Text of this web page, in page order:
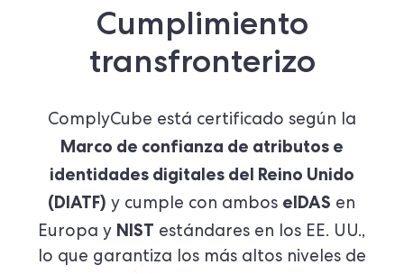
Cumplimiento
transfronterizo
ComplyCube está certificado según la
Marco de confianza de atributos e
identidades digitales del Reino Unido
(DIATF) y cumple con ambos eIDAS en
Europa y NIST estándares en los EE. UU.,
lo que garantiza los más altos niveles de